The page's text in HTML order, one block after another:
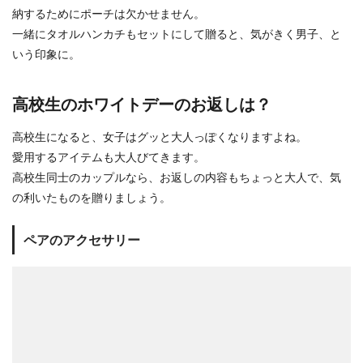
納するためにポーチは欠かせません。
一緒にタオルハンカチもセットにして贈ると、気がきく男子、と
いう印象に。
高校生のホワイトデーのお返しは？
高校生になると、女子はグッと大人っぽくなりますよね。
愛用するアイテムも大人びてきます。
高校生同士のカップルなら、お返しの内容もちょっと大人で、気
の利いたものを贈りましょう。
ペアのアクセサリー